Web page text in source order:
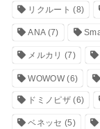
リクルート (8)
ANA(7)
メルカリ (7)
WOWOW(6)
ドミノピザ(6)
ベネッセ (5)